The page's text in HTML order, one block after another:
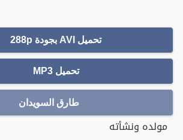
تحميل AVI بجودة 288p
تحميل MP3
طارق السويدان
مولده ونشأته